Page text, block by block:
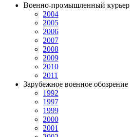
Военно-промышленный курьер
2004
2005
2006
2007
2008
2009
2010
2011
Зарубежное военное обозрение
1992
1997
1999
2000
2001